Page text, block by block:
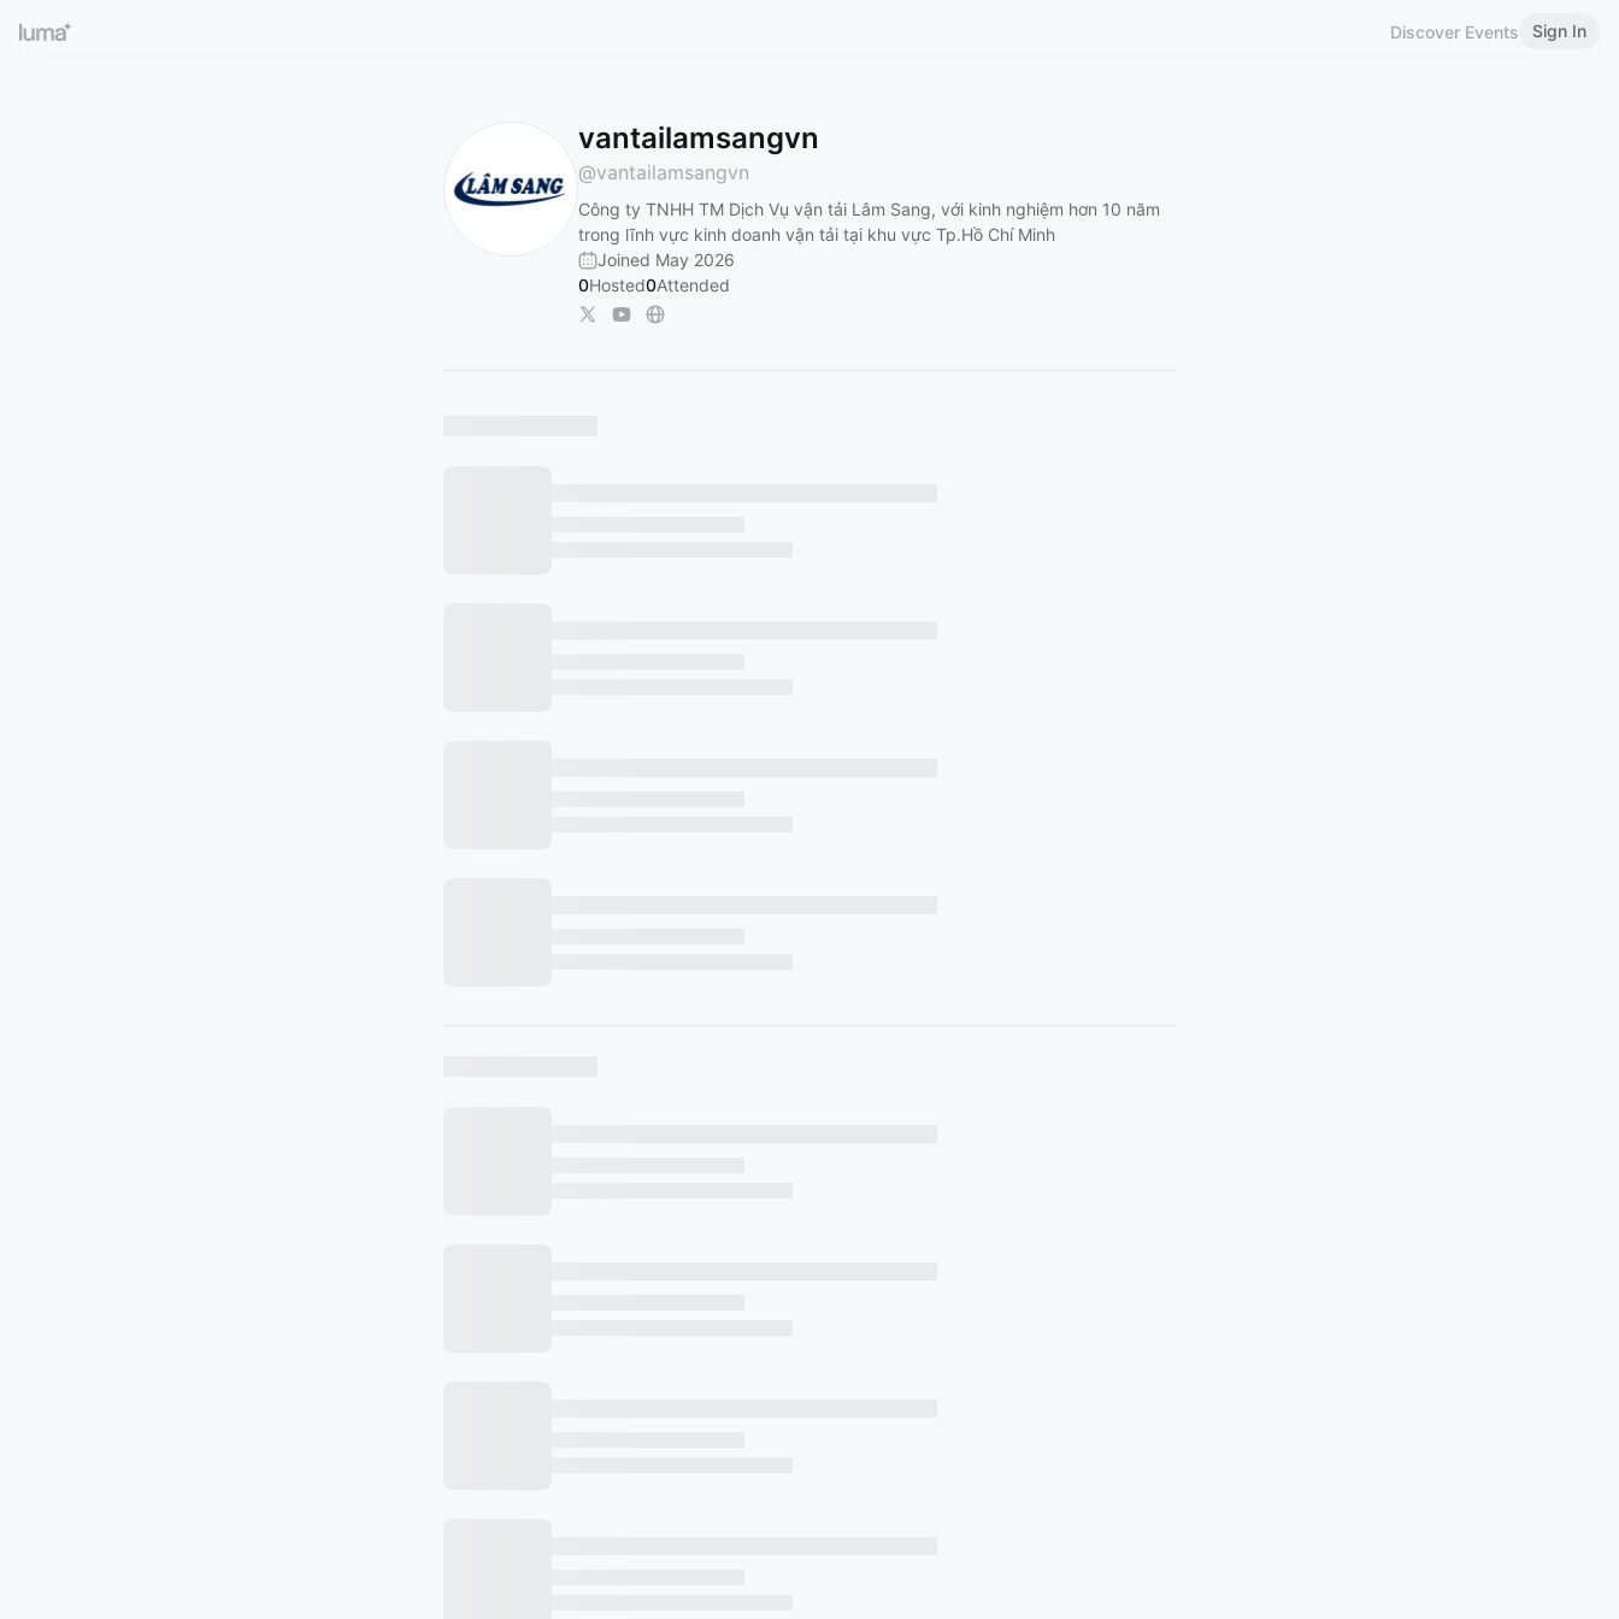
Discover Events Sign In
vantailamsangvn
@vantailamsangvn
Công ty TNHH TM Dịch Vụ vận tải Lâm Sang, với kinh nghiệm hơn 10 năm
trong lĩnh vực kinh doanh vận tải tại khu vực Tp.Hồ Chí Minh
Joined May 2026
0Hosted0Attended